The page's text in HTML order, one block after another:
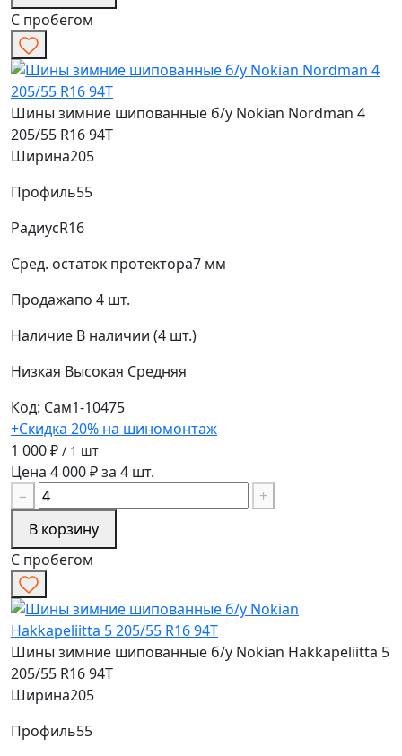
С пробегом
Шины зимние шипованные б/у Nokian Nordman 4
205/55 R16 94T
Ширина205
Профиль55
РадиусR16
Сред. остаток протектора7 мм
Продажапо 4 шт.
Наличие В наличии (4 шт.)
Низкая Высокая Средняя
Код: Сам1-10475
+Скидка 20% на шиномонтаж
1 000 ₽ / 1 шт
Цена 4 000 ₽ за 4 шт.
−
+
В корзину
С пробегом
Шины зимние шипованные б/у Nokian Hakkapeliitta 5
205/55 R16 94T
Ширина205
Профиль55